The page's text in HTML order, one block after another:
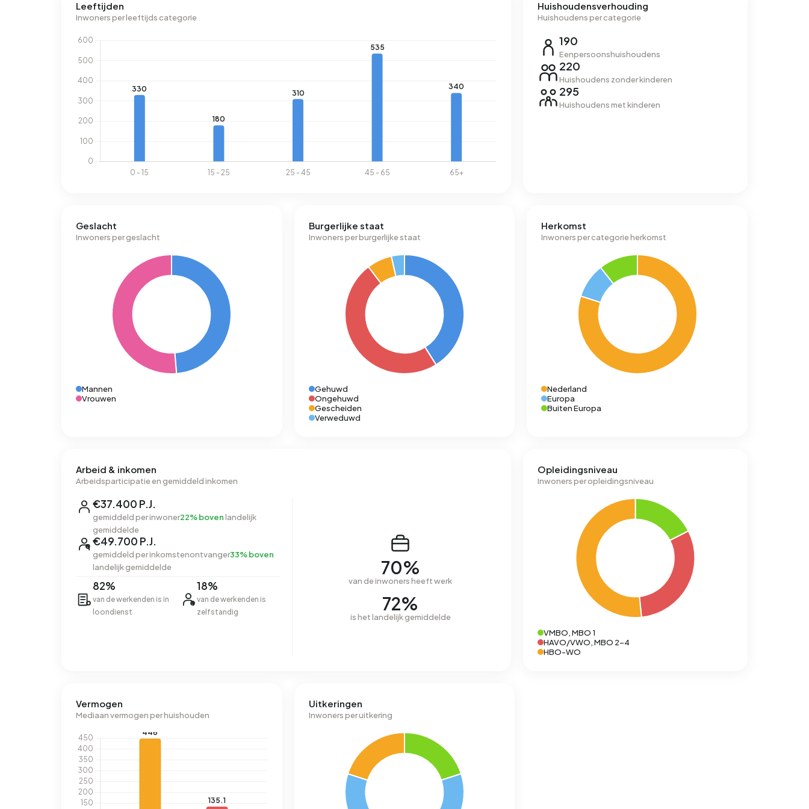
Leeftijden
Inwoners per leeftijds categorie
Huishoudensverhouding
Huishoudens per categorie
190
Eenpersoonshuishoudens
220
Huishoudens zonder kinderen
295
Huishoudens met kinderen
Geslacht
Inwoners per geslacht
Mannen
Vrouwen
Burgerlijke staat
Inwoners per burgerlijke staat
Gehuwd
Ongehuwd
Gescheiden
Verweduwd
Herkomst
Inwoners per categorie herkomst
Nederland
Europa
Buiten Europa
Arbeid & inkomen
Arbeidsparticipatie en gemiddeld inkomen
€37.400 P.J.
gemiddeld per inwoner22% bovenlandelijk
gemiddelde
€49.700 P.J.
gemiddeld per inkomstenontvanger33% boven
landelijk gemiddelde
82%
van de werkenden is in
loondienst
18%
van de werkenden is
zelfstandig
70%
van de inwoners heeft werk
72%
is het landelijk gemiddelde
Opleidingsniveau
Inwoners per opleidingsniveau
VMBO, MBO 1
HAVO/VWO, MBO 2-4
HBO-WO
Vermogen
Mediaan vermogen per huishouden
Uitkeringen
Inwoners per uitkering